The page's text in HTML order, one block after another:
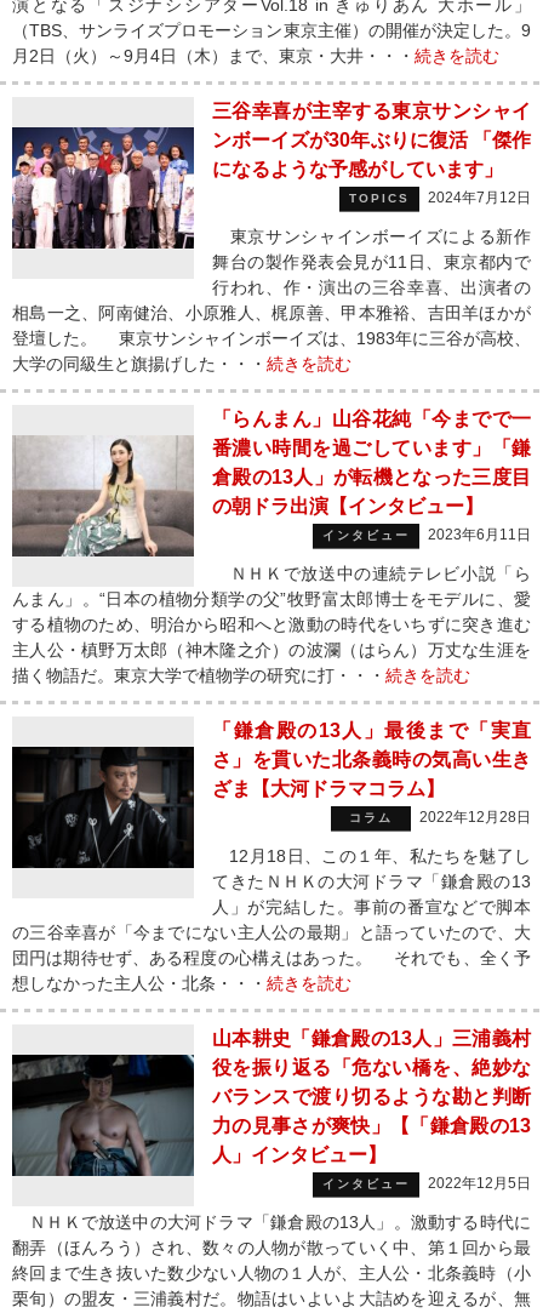
演となる「スジナシシアターVol.18 in きゅりあん 大ホール」
（TBS、サンライズプロモーション東京主催）の開催が決定した。9
月2日（火）～9月4日（木）まで、東京・大井・・・ 続きを読む
三谷幸喜が主宰する東京サンシャイ
ンボーイズが30年ぶりに復活 「傑作
になるような予感がしています」
TOPICS 2024年7月12日
東京サンシャインボーイズによる新作
舞台の製作発表会見が11日、東京都内で
行われ、作・演出の三谷幸喜、出演者の
相島一之、阿南健治、小原雅人、梶原善、甲本雅裕、吉田羊ほかが
登壇した。 東京サンシャインボーイズは、1983年に三谷が高校、
大学の同級生と旗揚げした・・・ 続きを読む
「らんまん」山谷花純「今までで一
番濃い時間を過ごしています」「鎌
倉殿の13人」が転機となった三度目
の朝ドラ出演【インタビュー】
インタビュー 2023年6月11日
ＮＨＫで放送中の連続テレビ小説「ら
んまん」。“日本の植物分類学の父”牧野富太郎博士をモデルに、愛
する植物のため、明治から昭和へと激動の時代をいちずに突き進む
主人公・槙野万太郎（神木隆之介）の波瀾（はらん）万丈な生涯を
描く物語だ。東京大学で植物学の研究に打・・・ 続きを読む
「鎌倉殿の13人」最後まで「実直
さ」を貫いた北条義時の気高い生き
ざま【大河ドラマコラム】
コラム 2022年12月28日
12月18日、この１年、私たちを魅了し
てきたＮＨＫの大河ドラマ「鎌倉殿の13
人」が完結した。事前の番宣などで脚本
の三谷幸喜が「今までにない主人公の最期」と語っていたので、大
団円は期待せず、ある程度の心構えはあった。 それでも、全く予
想しなかった主人公・北条・・・ 続きを読む
山本耕史「鎌倉殿の13人」三浦義村
役を振り返る「危ない橋を、絶妙な
バランスで渡り切るような勘と判断
力の見事さが爽快」【「鎌倉殿の13
人」インタビュー】
インタビュー 2022年12月5日
ＮＨＫで放送中の大河ドラマ「鎌倉殿の13人」。激動する時代に
翻弄（ほんろう）され、数々の人物が散っていく中、第１回から最
終回まで生き抜いた数少ない人物の１人が、主人公・北条義時（小
栗旬）の盟友・三浦義村だ。物語はいよいよ大詰めを迎えるが、無